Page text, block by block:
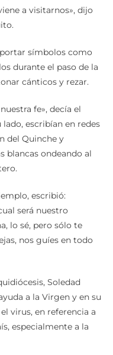
a visitarnos», dijo
símbolos como
durante el paso de la
cánticos y rezar.
fe», decía el
escribían en redes
del Quinche y
blancas ondeando al
escribió:
será nuestro
lo sé, pero sólo te
nos guíes en todo
Soledad
a la Virgen y en su
virus, en referencia a
especialmente a la